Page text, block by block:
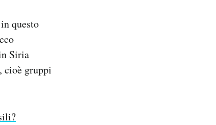
questo
Siria
gruppi